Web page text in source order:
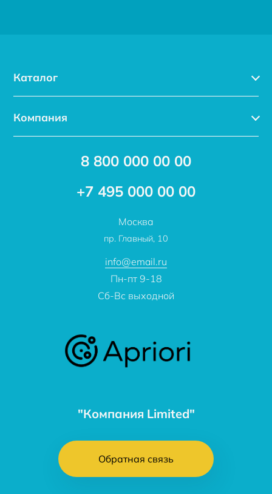
"Компания Limited"
Обратная связь
Каталог
Услуги
Компания
8 800 000 00 00
+7 495 000 00 00
Москва
пр. Главный, 10
info@email.ru
Пн-пт 9-18
Сб-Вс выходной